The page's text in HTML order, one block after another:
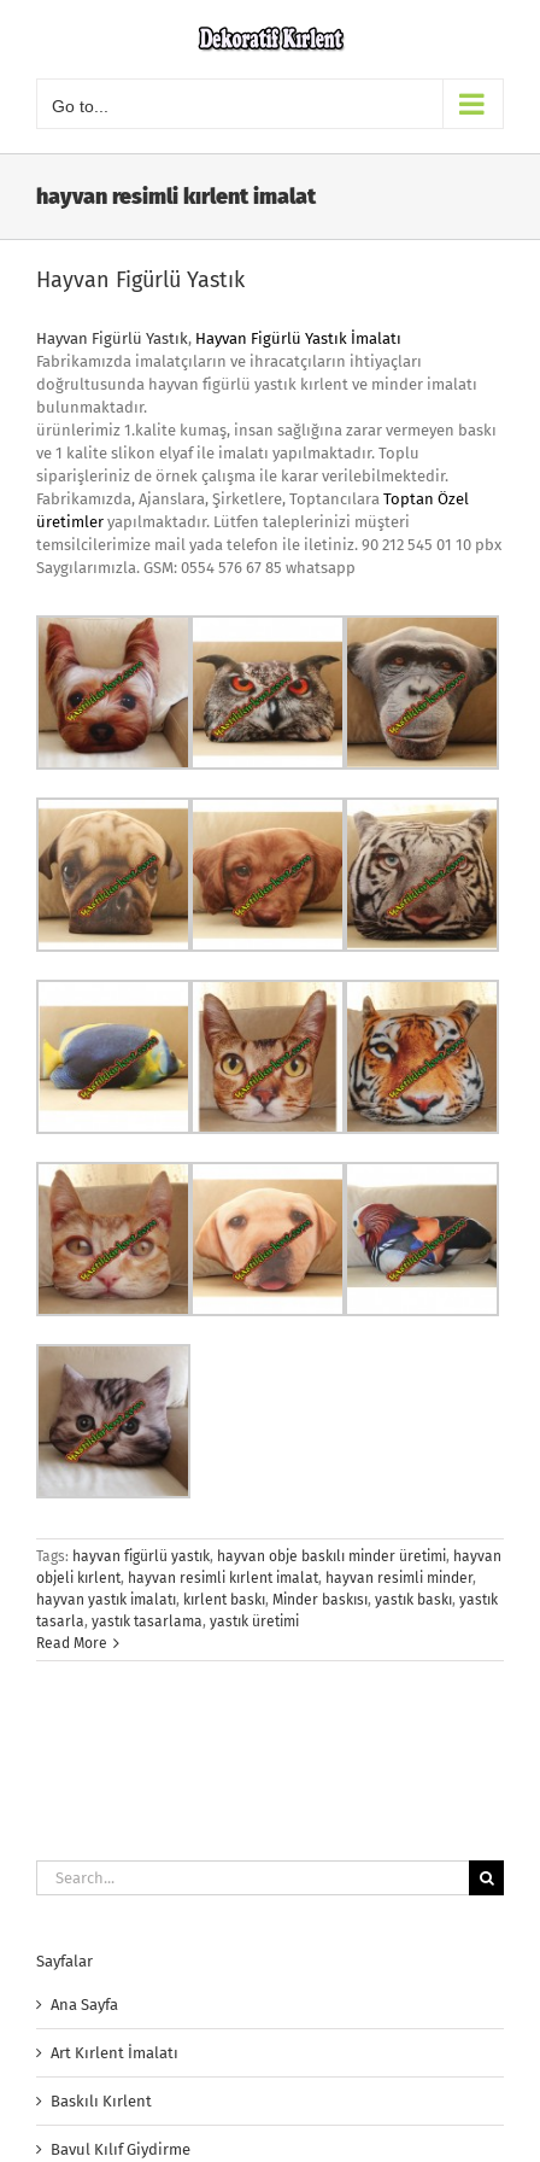
Go to...
hayvan resimli kırlent imalat
Hayvan Figürlü Yastık
Hayvan Figürlü Yastık, Hayvan Figürlü Yastık İmalatı
Fabrikamızda imalatçıların ve ihracatçıların ihtiyaçları
doğrultusunda hayvan figürlü yastık kırlent ve minder imalatı
bulunmaktadır.
ürünlerimiz 1.kalite kumaş, insan sağlığına zarar vermeyen baskı
ve 1 kalite slikon elyaf ile imalatı yapılmaktadır. Toplu
siparişleriniz de örnek çalışma ile karar verilebilmektedir.
Fabrikamızda, Ajanslara, Şirketlere, Toptancılara Toptan Özel
üretimler yapılmaktadır. Lütfen taleplerinizi müşteri
temsilcilerimize mail yada telefon ile iletiniz. 90 212 545 01 10 pbx
Saygılarımızla. GSM: 0554 576 67 85 whatsapp
Tags: hayvan figürlü yastık, hayvan obje baskılı minder üretimi, hayvan
objeli kırlent, hayvan resimli kırlent imalat, hayvan resimli minder,
hayvan yastık imalatı, kırlent baskı, Minder baskısı, yastık baskı, yastık
tasarla, yastık tasarlama, yastık üretimi
Read More
Search
for:
Sayfalar
Ana Sayfa
Art Kırlent İmalatı
Baskılı Kırlent
Bavul Kılıf Giydirme